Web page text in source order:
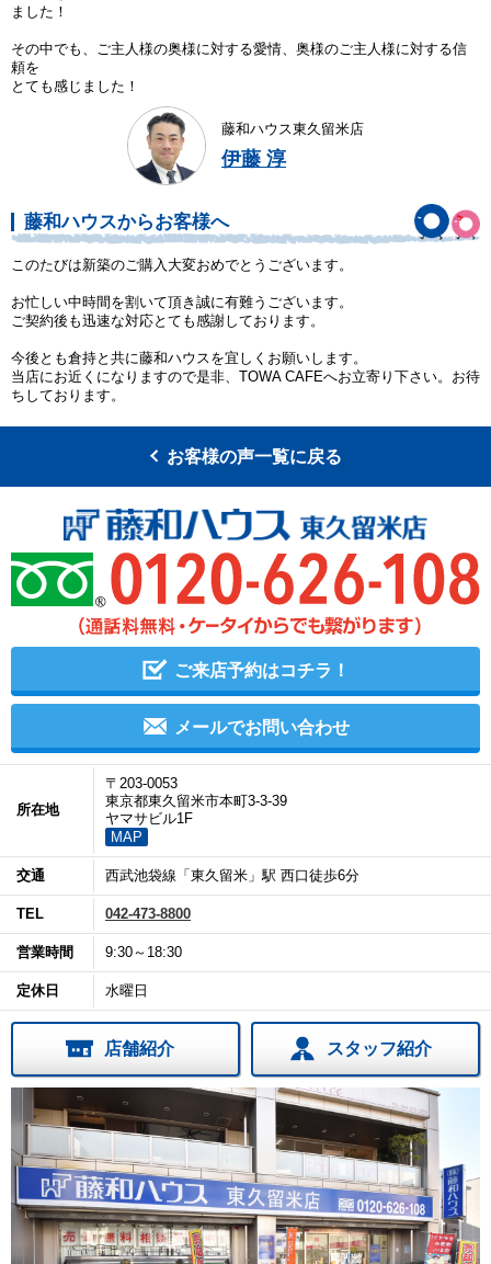
ました！
その中でも、ご主人様の奥様に対する愛情、奥様のご主人様に対する信
頼を
とても感じました！
藤和ハウス東久留米店
伊藤 淳
藤和ハウスからお客様へ
このたびは新築のご購入大変おめでとうございます。
お忙しい中時間を割いて頂き誠に有難うございます。
ご契約後も迅速な対応とても感謝しております。
今後とも倉持と共に藤和ハウスを宜しくお願いします。
当店にお近くになりますので是非、TOWA CAFEへお立寄り下さい。お待
ちしております。
お客様の声一覧に戻る
ご来店予約はコチラ！
メールでお問い合わせ
所在地
〒203-0053
東京都東久留米市本町3-3-39
ヤマサビル1F
MAP
交通 西武池袋線「東久留米」駅 西口徒歩6分
TEL 042-473-8800
営業時間 9:30～18:30
定休日 水曜日
店舗紹介 スタッフ紹介